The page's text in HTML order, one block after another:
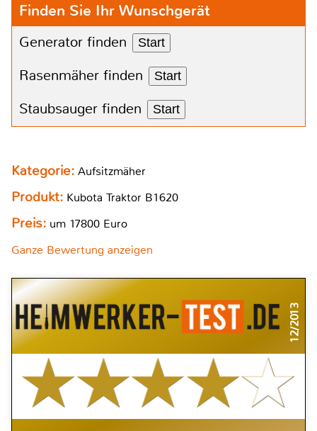
Finden Sie Ihr Wunschgerät
Generator finden Start
Rasenmäher finden Start
Staubsauger finden Start
Kategorie: Aufsitzmäher
Produkt: Kubota Traktor B1620
Preis: um 17800 Euro
Ganze Bewertung anzeigen
12/2013